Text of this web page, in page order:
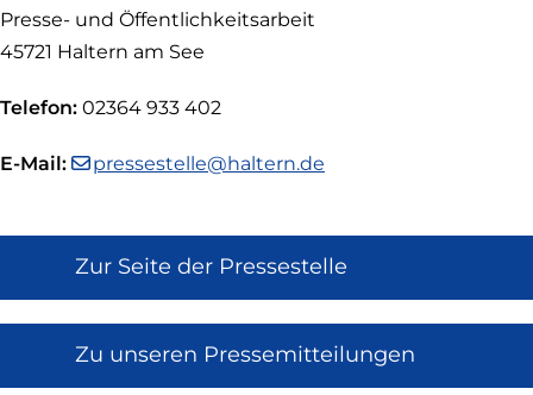
Presse- und Öffentlichkeitsarbeit
45721 Haltern am See
Telefon: 02364 933 402
E-Mail: pressestelle@haltern.de
Zur Seite der Pressestelle
Zu unseren Pressemitteilungen